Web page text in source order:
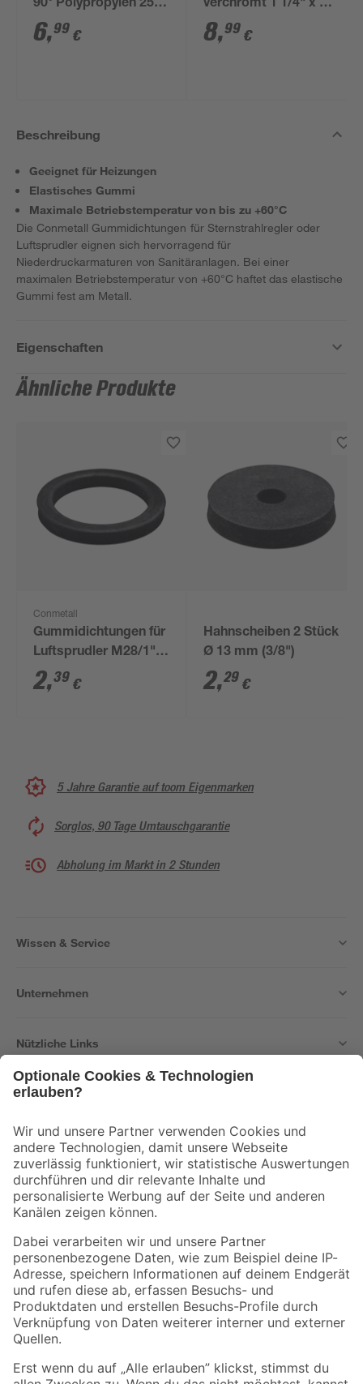
90° Polypropylen 25 x
25 mm
6,99 €
verchromt 1 1/4" x 32
mm
8,99 €
Beschreibung
Geeignet für Heizungen
Elastisches Gummi
Maximale Betriebstemperatur von bis zu +60°C
Die Conmetall Gummidichtungen für Sternstrahlregler oder
Luftsprudler eignen sich hervorragend für
Niederdruckarmaturen von Sanitäranlagen. Bei einer
maximalen Betriebstemperatur von +60°C haftet das elastische
Gummi fest am Metall.
Eigenschaften
Ähnliche Produkte
Conmetall
Gummidichtungen für
Luftsprudler M28/1" Ø
19/ 25,5 mm 4 Stück
2,39 €
Hahnscheiben 2 Stück
Ø 13 mm (3/8")
2,29 €
5 Jahre Garantie auf toom Eigenmarken
Sorglos, 90 Tage Umtauschgarantie
Abholung im Markt in 2 Stunden
Wissen & Service
Unternehmen
Nützliche Links
Der toom Newsletter: Keine Angebote und Aktionen mehr verpassen!
Zur Newsletter Anmeldung
Folge uns
Zahlungsarten Versandarten
Sicher einkaufen